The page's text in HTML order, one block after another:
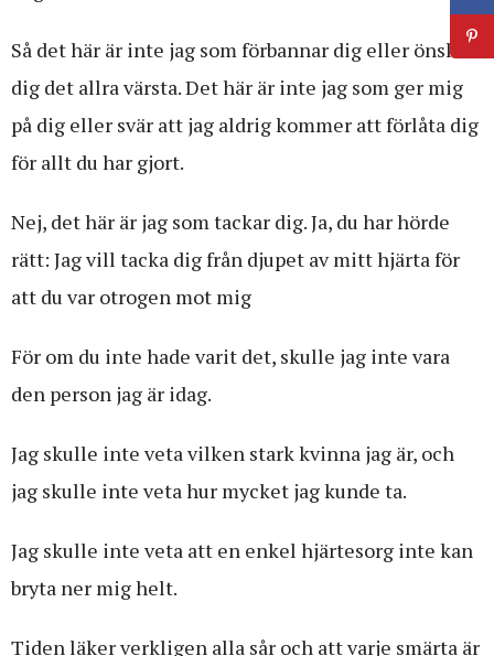
Så det här är inte jag som förbannar dig eller önskar
dig det allra värsta. Det här är inte jag som ger mig
på dig eller svär att jag aldrig kommer att förlåta dig
för allt du har gjort.
Nej, det här är jag som tackar dig. Ja, du har hörde
rätt: Jag vill tacka dig från djupet av mitt hjärta för
att du var otrogen mot mig
För om du inte hade varit det, skulle jag inte vara
den person jag är idag.
Jag skulle inte veta vilken stark kvinna jag är, och
jag skulle inte veta hur mycket jag kunde ta.
Jag skulle inte veta att en enkel hjärtesorg inte kan
bryta ner mig helt.
Tiden läker verkligen alla sår och att varje smärta är